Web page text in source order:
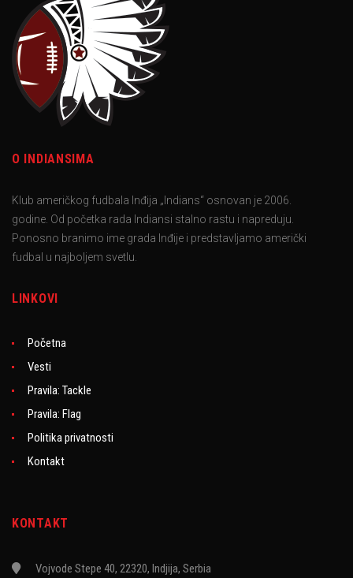
O INDIANSIMA
Klub američkog fudbala Inđija „Indians“ osnovan je 2006.
godine. Od početka rada Indiansi stalno rastu i napreduju.
Ponosno branimo ime grada Inđije i predstavljamo američki
fudbal u najboljem svetlu.
LINKOVI
Početna
Vesti
Pravila: Tackle
Pravila: Flag
Politika privatnosti
Kontakt
KONTAKT
Vojvode Stepe 40, 22320, Indjija, Serbia